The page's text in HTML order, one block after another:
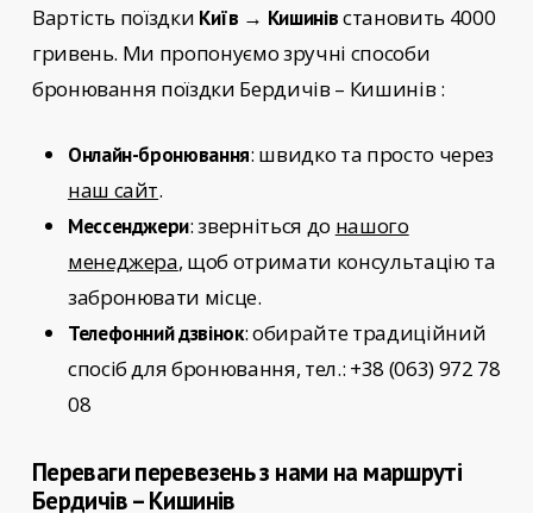
Вартість поїздки Київ → Кишинівстановить 4000
гривень. Ми пропонуємо зручні способи
бронювання поїздки Бердичів – Кишинів :
Онлайн-бронювання: швидко та просто через
наш сайт.
Мессенджери: зверніться до нашого
менеджера, щоб отримати консультацію та
забронювати місце.
Телефонний дзвінок: обирайте традиційний
спосіб для бронювання, тел.: +38 (063) 972 78
08
Переваги перевезень з нами на маршруті
Бердичів – Кишинів